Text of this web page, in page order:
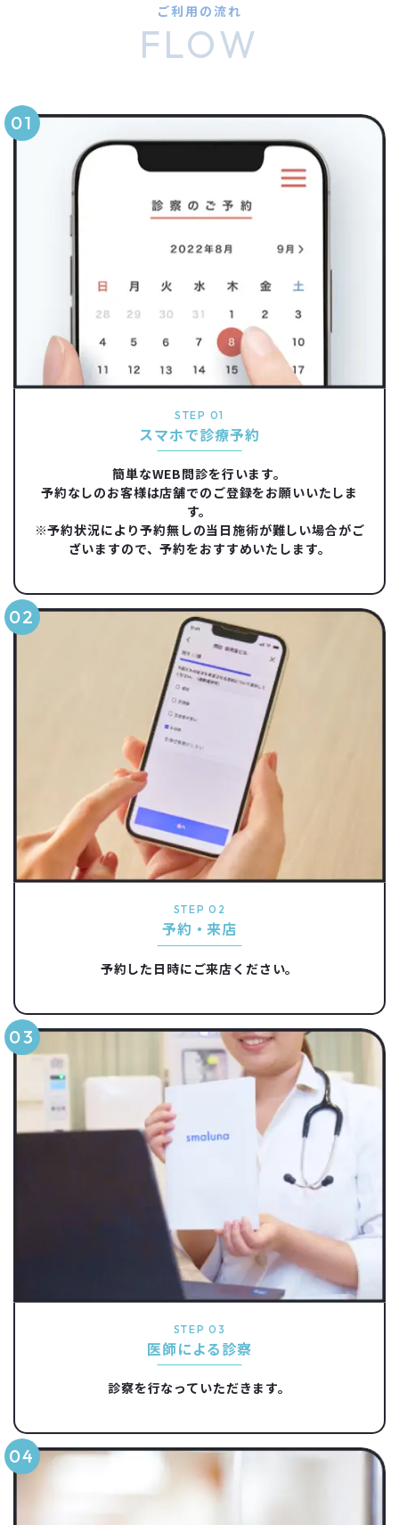
ご利用の流れ
FLOW
STEP 01
スマホで診療予約
簡単なWEB問診を行います。
予約なしのお客様は店舗でのご登録をお願いいたしま
す。
※予約状況により予約無しの当日施術が難しい場合がご
ざいますので、予約をおすすめいたします。
STEP 02
予約・来店
予約した日時にご来店ください。
STEP 03
医師による診察
診察を行なっていただきます。